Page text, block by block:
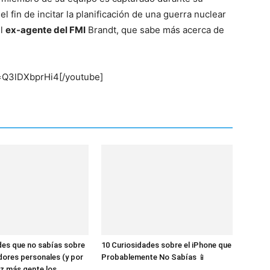
fin de incitar la planificación de una guerra nuclear
ex-agente del FMI Brandt, que sabe más acerca de
youtube]
que no sabías sobre
personales (y por
10 Curiosidades sobre el iPhone que
Probablemente No Sabías 📱